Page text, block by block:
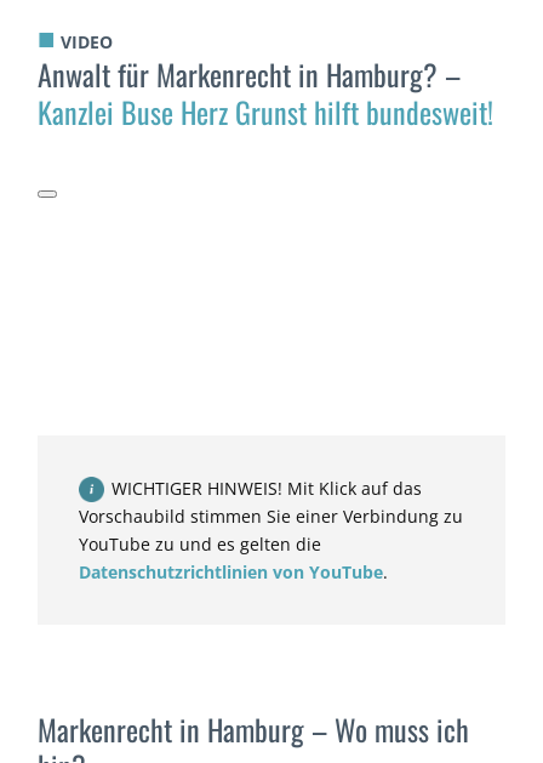
■ VIDEO
Anwalt für Markenrecht in Hamburg? –
Kanzlei Buse Herz Grunst hilft bundesweit!
WICHTIGER HINWEIS! Mit Klick auf das
Vorschaubild stimmen Sie einer Verbindung zu
YouTube zu und es gelten die
Datenschutzrichtlinien von YouTube.
Markenrecht in Hamburg – Wo muss ich